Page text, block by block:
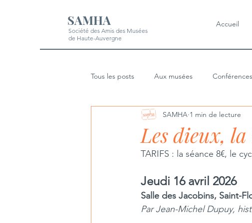
SAMHA
Société des Amis des Musées
de Haute-Auvergne
Accueil
Tous les posts Aux musées Conférences
Les dieux,
SAMHA 1 min de lecture
TARIFS : la séance 8€, le
Jeudi 16 avril 2026
Salle des Jacobins, Saint-
Par Jean-Michel Dupuy,